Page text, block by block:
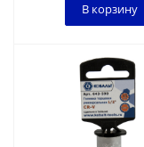
В корзину